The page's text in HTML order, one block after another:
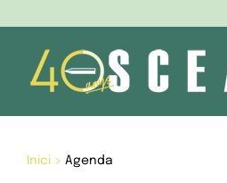
content
Inici> Agenda